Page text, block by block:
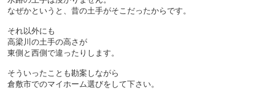
なぜかというと、昔の土手がそこだったからです。
それ以外にも
高梁川の土手の高さが
東側と西側で違ったりします。
そういったことも勘案しながら
倉敷市でのマイホーム選びをして下さい。